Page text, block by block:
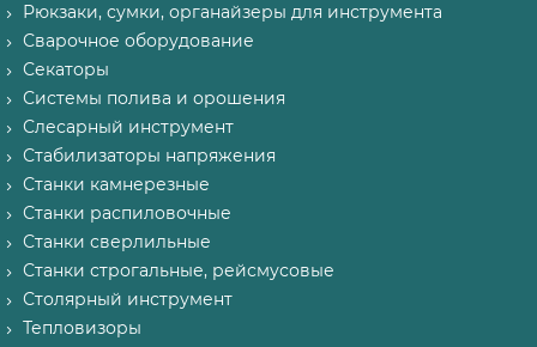
Рюкзаки, сумки, органайзеры для инструмента
Сварочное оборудование
Секаторы
Системы полива и орошения
Слесарный инструмент
Стабилизаторы напряжения
Станки камнерезные
Станки распиловочные
Станки сверлильные
Станки строгальные, рейсмусовые
Столярный инструмент
Тепловизоры